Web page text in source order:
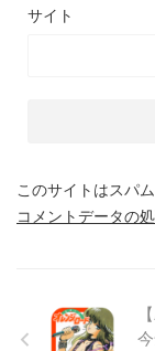
サイト
このサイトはスパ
コメントデータの